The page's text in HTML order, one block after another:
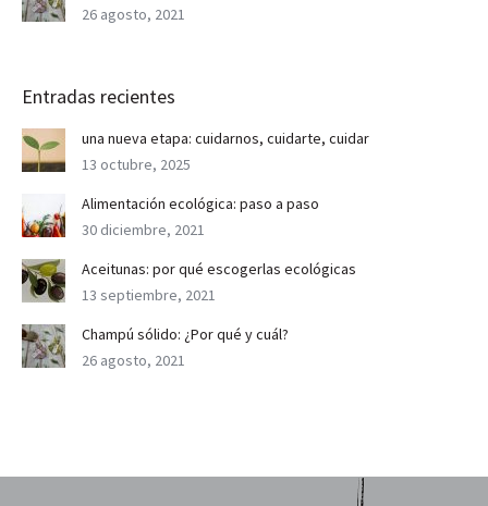
26 agosto, 2021
Entradas recientes
una nueva etapa: cuidarnos, cuidarte, cuidar
13 octubre, 2025
Alimentación ecológica: paso a paso
30 diciembre, 2021
Aceitunas: por qué escogerlas ecológicas
13 septiembre, 2021
Champú sólido: ¿Por qué y cuál?
26 agosto, 2021